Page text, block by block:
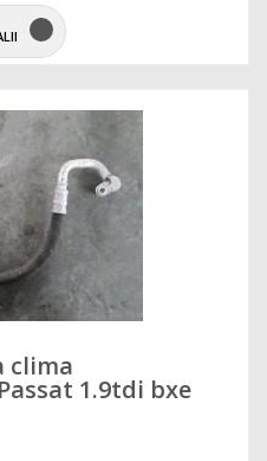
clima
1.9tdi bxe